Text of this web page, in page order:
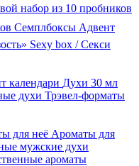
набор из 10 пробников
Семплбоксы Адвент
Sexy box / Секси
календари Духи 30 мл
духи Трэвел-форматы
для неё Ароматы для
мужские духи
ароматы